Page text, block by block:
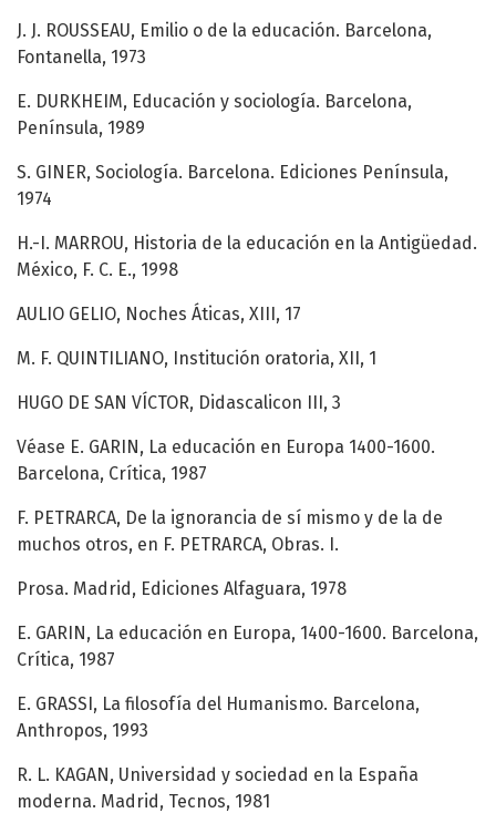
J. J. ROUSSEAU, Emilio o de la educación. Barcelona,
Fontanella, 1973
E. DURKHEIM, Educación y sociología. Barcelona,
Península, 1989
S. GINER, Sociología. Barcelona. Ediciones Península,
1974
H.-I. MARROU, Historia de la educación en la Antigüedad.
México, F. C. E., 1998
AULIO GELIO, Noches Áticas, XIII, 17
M. F. QUINTILIANO, Institución oratoria, XII, 1
HUGO DE SAN VÍCTOR, Didascalicon III, 3
Véase E. GARIN, La educación en Europa 1400-1600.
Barcelona, Crítica, 1987
F. PETRARCA, De la ignorancia de sí mismo y de la de
muchos otros, en F. PETRARCA, Obras. I.
Prosa. Madrid, Ediciones Alfaguara, 1978
E. GARIN, La educación en Europa, 1400-1600. Barcelona,
Crítica, 1987
E. GRASSI, La filosofía del Humanismo. Barcelona,
Anthropos, 1993
R. L. KAGAN, Universidad y sociedad en la España
moderna. Madrid, Tecnos, 1981